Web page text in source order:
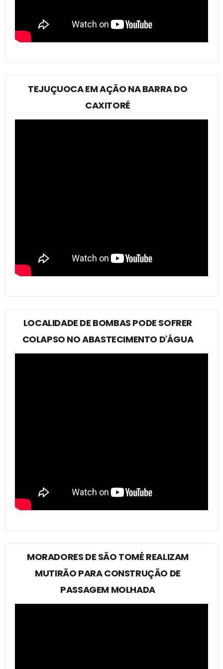
TEJUÇUOCA EM AÇÃO NA BARRA DO
CAXITORÉ
LOCALIDADE DE BOMBAS PODE SOFRER
COLAPSO NO ABASTECIMENTO D'ÁGUA
MORADORES DE SÃO TOMÉ REALIZAM
MUTIRÃO PARA CONSTRUÇÃO DE
PASSAGEM MOLHADA